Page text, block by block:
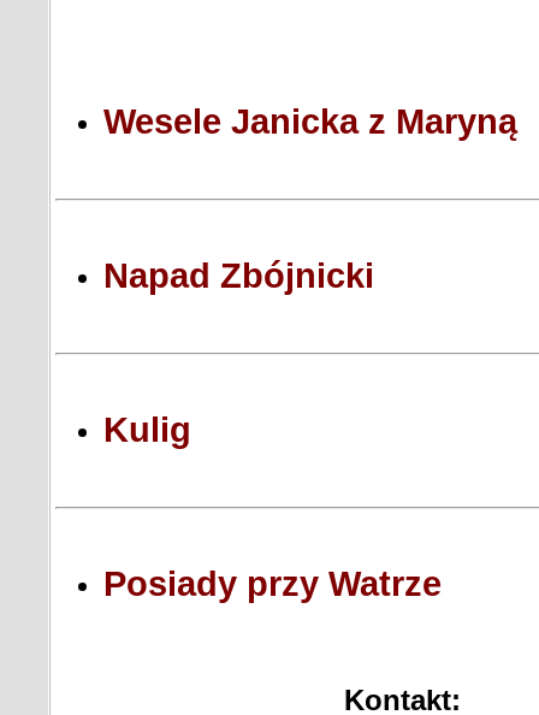
Wesele Janicka z Maryną
Napad Zbójnicki
Kulig
Posiady przy Watrze